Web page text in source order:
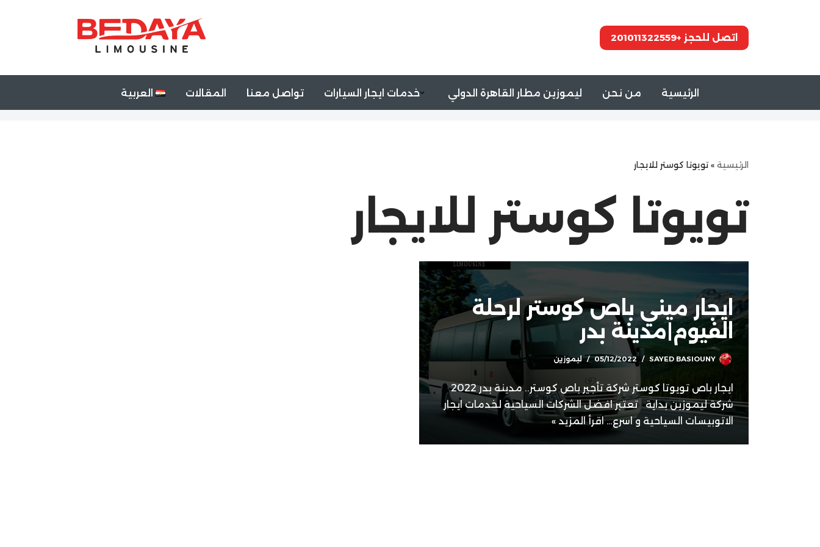
اتصل للحجز +201011322559
الرئيسية من نحن ليموزين مطار القاهرة الدولي خدمات ايجار السيارات تواصل معنا المقالات العربية
الرئيسية » تويوتا كوستر للايجار
تويوتا كوستر للايجار
ايجار ميني باص كوستر لرحلة
الفيوم|مدينة بدر
SAYED BASIOUNY
05/12/2022 ليموزين
ايجار باص تويوتا كوستر شركة تأجير باص كوستر.. مدينة بدر 2022
شركة ليموزين بداية تعتبر افضل الشركات السياحية لخدمات ايجار
الاتوبيسات السياحية و اسرع…اقرأ المزيد »